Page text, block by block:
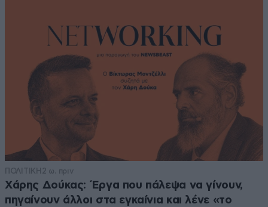
ΠΟΛΙΤΙΚΗ 2 ω. πριν
Χάρης Δούκας: Έργα που πάλεψα να γίνουν,
πηγαίνουν άλλοι στα εγκαίνια και λένε «το